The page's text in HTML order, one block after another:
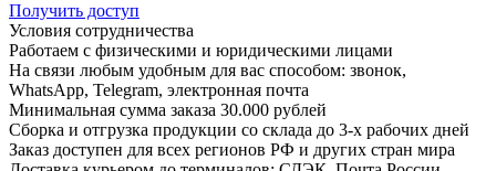
Получить доступ
Условия сотрудничества
Работаем с физическими и юридическими лицами
На связи любым удобным для вас способом: звонок,
WhatsApp, Telegram, электронная почта
Минимальная сумма заказа 30.000 рублей
Сборка и отгрузка продукции со склада до 3-х рабочих дней
Заказ доступен для всех регионов РФ и других стран мира